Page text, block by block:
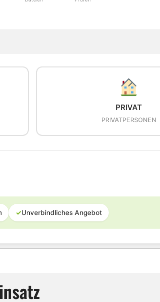
PRIVAT
PRIVATPERSONEN
✓Unverbindliches Angebot